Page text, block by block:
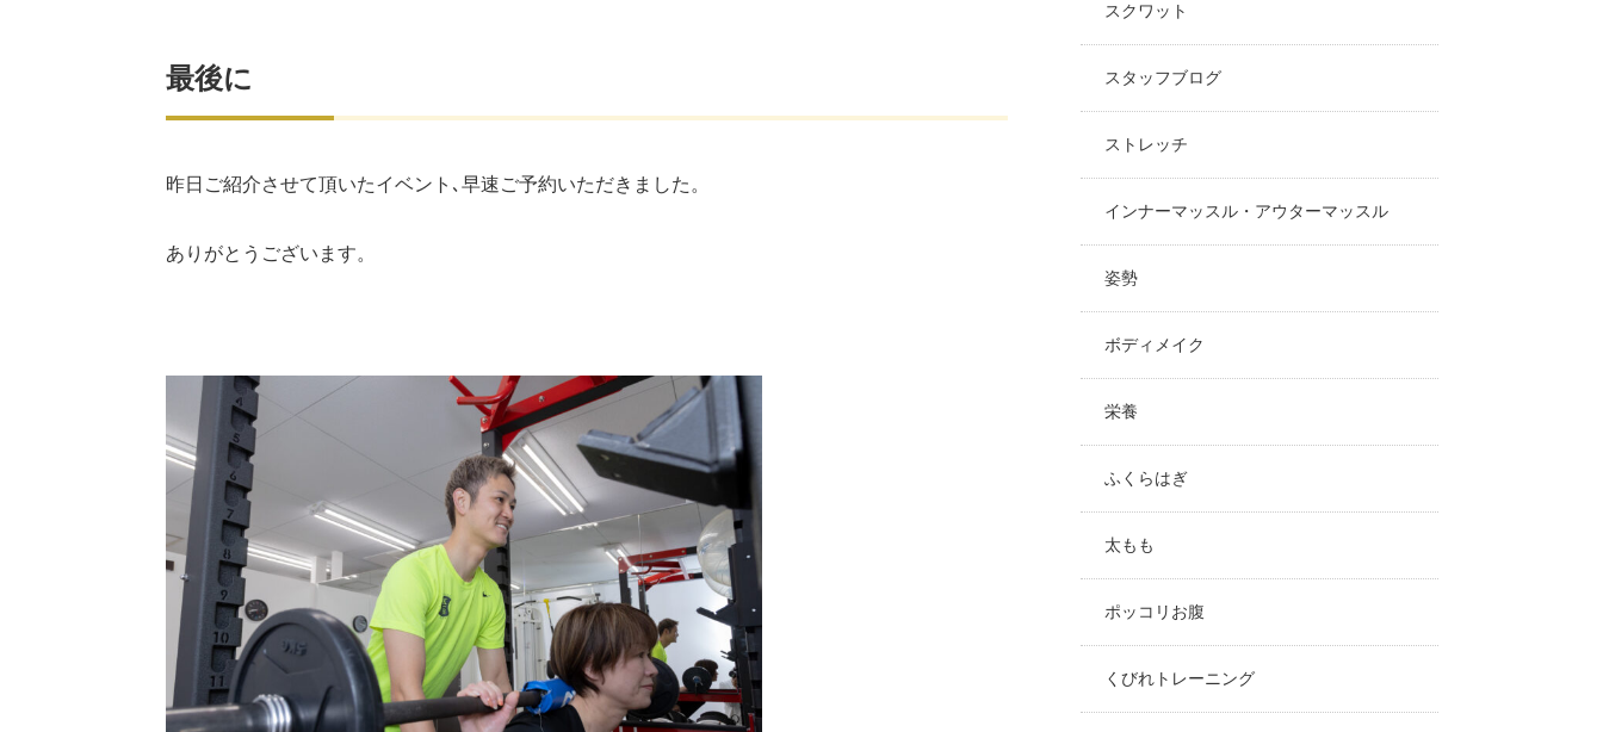
最後に
昨日ご紹介させて頂いたイベント､早速ご予約いただきました。
ありがとうございます。
スクワット
スタッフブログ
ストレッチ
インナーマッスル・アウターマッスル
姿勢
ボディメイク
栄養
ふくらはぎ
太もも
ポッコリお腹
くびれトレーニング